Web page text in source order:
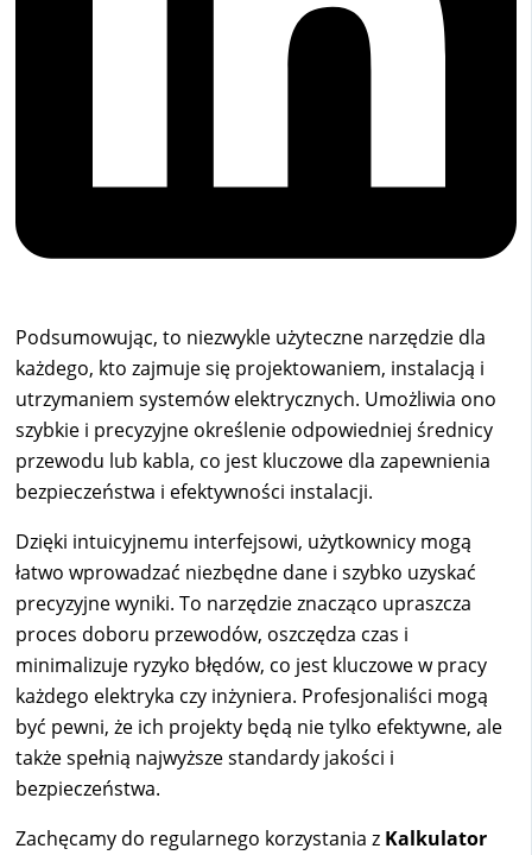
Podsumowując, to niezwykle użyteczne narzędzie dla
każdego, kto zajmuje się projektowaniem, instalacją i
utrzymaniem systemów elektrycznych. Umożliwia ono
szybkie i precyzyjne określenie odpowiedniej średnicy
przewodu lub kabla, co jest kluczowe dla zapewnienia
bezpieczeństwa i efektywności instalacji.
Dzięki intuicyjnemu interfejsowi, użytkownicy mogą
łatwo wprowadzać niezbędne dane i szybko uzyskać
precyzyjne wyniki. To narzędzie znacząco upraszcza
proces doboru przewodów, oszczędza czas i
minimalizuje ryzyko błędów, co jest kluczowe w pracy
każdego elektryka czy inżyniera. Profesjonaliści mogą
być pewni, że ich projekty będą nie tylko efektywne, ale
także spełnią najwyższe standardy jakości i
bezpieczeństwa.
Zachęcamy do regularnego korzystania z Kalkulator